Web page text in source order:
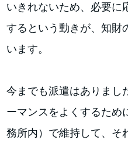
いきれないため、必要に
するという動きが、知財
います。
今までも派遣はありまし
ーマンスをよくするため
務所内）で維持して、そ